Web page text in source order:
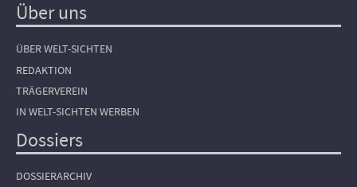
Über uns
ÜBER WELT-SICHTEN
REDAKTION
TRÄGERVEREIN
IN WELT-SICHTEN WERBEN
Dossiers
DOSSIERARCHIV